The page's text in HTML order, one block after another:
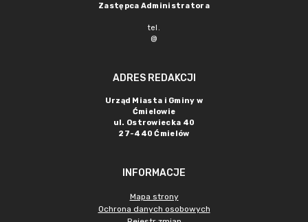
Zastępca Administratora
tel.
@
ADRES REDAKCJI
Urząd Miasta i Gminy w
Ćmielowie
ul. Ostrowiecka 40
27-440 Ćmielów
INFORMACJE
Mapa strony
Ochrona danych osobowych